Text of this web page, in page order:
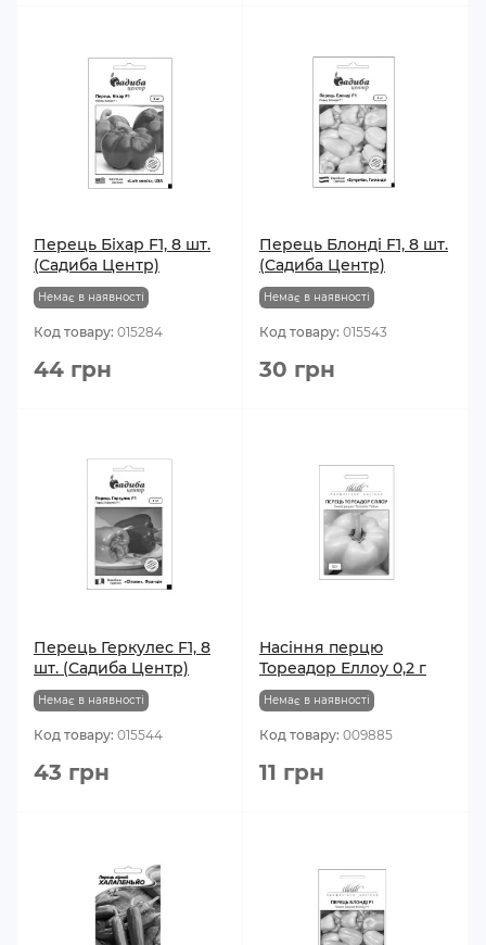
Перець Біхар F1, 8 шт.
(Садиба Центр)
Немає в наявності
Код товару: 015284
44 грн
Перець Блонді F1, 8 шт.
(Садиба Центр)
Немає в наявності
Код товару: 015543
30 грн
Перець Геркулес F1, 8
шт. (Садиба Центр)
Немає в наявності
Код товару: 015544
43 грн
Насіння перцю
Тореадор Еллоу 0,2 г
Немає в наявності
Код товару: 009885
11 грн